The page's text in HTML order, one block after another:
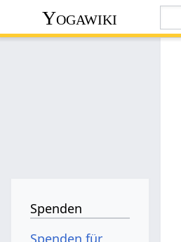
Yogawiki
Spenden
Spenden für